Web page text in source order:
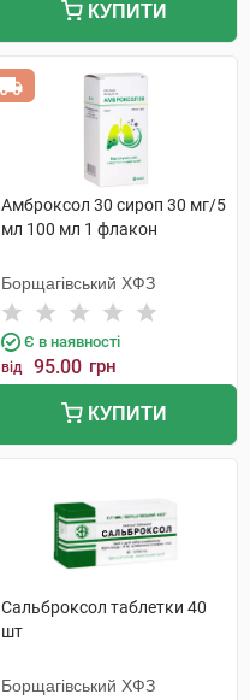
КУПИТИ
Амброксол 30 сироп 30 мг/5
мл 100 мл 1 флакон
Борщагівський ХФЗ
Є в наявності
від 95.00 грн
КУПИТИ
Сальброксол таблетки 40
шт
Борщагівський ХФЗ